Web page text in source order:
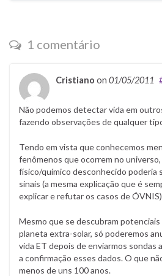
1 comentário
Cristiano on 01/05/2011
Não podemos detectar vida em
fazendo observações de qualquer
Tendo em vista que conhecemos
fenômenos que ocorrem no
físico/químico desconhecido poderia
sinais (a mesma explicação que é
explicar e refutar os casos de
Mesmo que se descubram potenciais
planeta extra-solar, só poderemos
vida ET depois de enviarmos sondas
a confirmação esses dados. O que
menos de uns 100 anos.